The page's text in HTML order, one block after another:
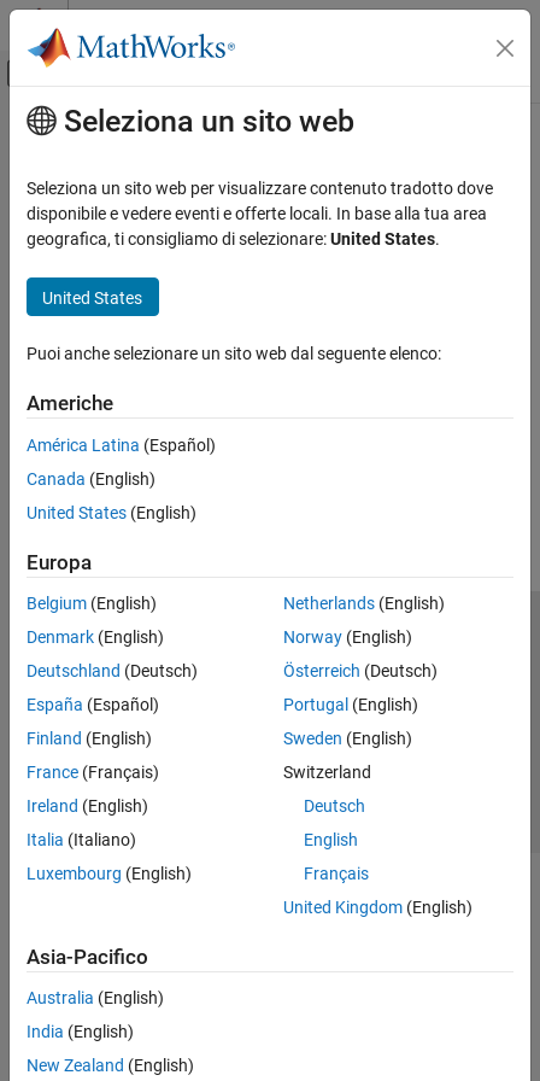
Vai al contenuto
Attiva/disattiva menu di navigazione
Pagina iniziale della documentazione
Contenuto principale
How useful was this information?
Seleziona un sito web
Seleziona un sito web per visualizzare contenuto tradotto dove
disponibile e vedere eventi e offerte locali. In base alla tua area
geografica, ti consigliamo di selezionare:United States.
United States
Puoi anche selezionare un sito web dal seguente elenco:
Americhe
América Latina (Español)
Canada (English)
United States (English)
Europa
Belgium (English)
Denmark (English)
Deutschland (Deutsch)
España (Español)
Finland (English)
France (Français)
Ireland (English)
Italia (Italiano)
Luxembourg (English)
Netherlands(English)
Norway(English)
Österreich (Deutsch)
Portugal (English)
Sweden (English)
Switzerland
Deutsch
English
Français
United Kingdom(English)
Asia-Pacifico
Australia (English)
India (English)
New Zealand (English)
Centro di fiducia
Informativa sulla privacy
Antipirateria
Stato dell'applicazione
Contatti
© 1994-2026 The MathWorks, Inc.